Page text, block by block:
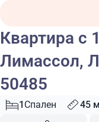
Квартира с
Лимассол,
50485
1 Спален 45